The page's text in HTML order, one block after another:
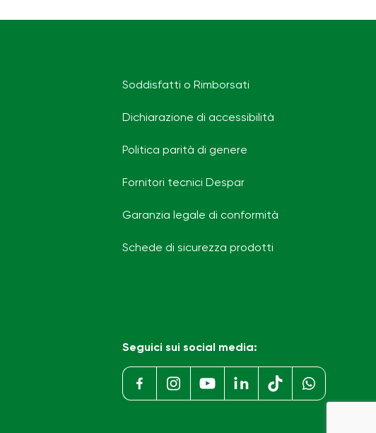
Soddisfatti o Rimborsati
Dichiarazione di accessibilità
Politica parità di genere
Fornitori tecnici Despar
Garanzia legale di conformità
Schede di sicurezza prodotti
Seguici sui social media: